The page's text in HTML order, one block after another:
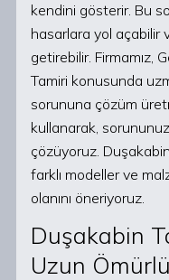
kendini gösterir. Bu
hasarlara yol açabilir
getirebilir. Firmamız,
Tamiri konusunda
sorununa çözüm
kullanarak,
çözüyoruz.
farklı modeller ve
olanını öneriyoruz.
Duşakabin
Uzun